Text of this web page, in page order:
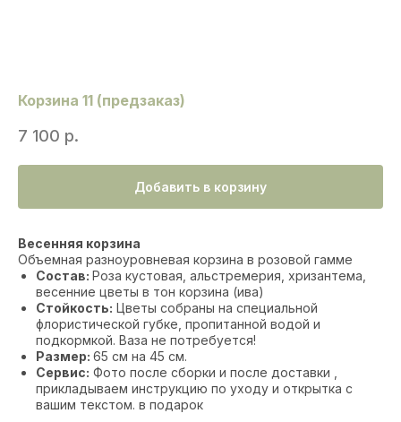
Корзина 11 (предзаказ)
7 100 р.
Добавить в корзину
Весенняя корзина
Объемная разноуровневая корзина в розовой гамме
Состав: Роза кустовая, альстремерия, хризантема,
весенние цветы в тон корзина (ива)
Стойкость: Цветы собраны на специальной
флористической губке, пропитанной водой и
подкормкой. Ваза не потребуется!
Размер: 65 см на 45 см.
Сервис: Фото после сборки и после доставки ,
прикладываем инструкцию по уходу и открытка с
вашим текстом. в подарок